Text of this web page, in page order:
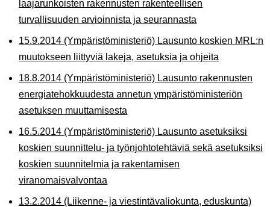
laajarunkoisten rakennusten rakenteellisen
turvallisuuden arvioinnista ja seurannasta
15.9.2014 (Ympäristöministeriö) Lausunto koskien MRL:n
muutokseen liittyviä lakeja, asetuksia ja ohjeita
18.8.2014 (Ympäristöministeriö) Lausunto rakennusten
energiatehokkuudesta annetun ympäristöministeriön
asetuksen muuttamisesta
16.5.2014 (Ympäristöministeriö) Lausunto asetuksiksi
koskien suunnittelu- ja työnjohtotehtäviä sekä asetuksiksi
koskien suunnitelmia ja rakentamisen
viranomaisvalvontaa
13.2.2014 (Liikenne- ja viestintävaliokunta, eduskunta)